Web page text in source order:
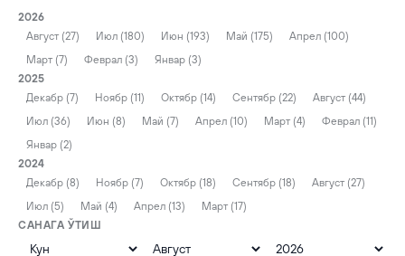
2026
Август (27)
Июл (180) Июн (193) Май (175)
Апрел (100)
Март (7)
Феврал (3)
Январ (3)
2025
Декабр (7)
Ноябр (11) Октябр (14) Сентябр (22)
Август (44)
Июл (36)
Июн (8) Май (7) Апрел (10) Март (4)
Феврал (11)
Январ (2)
2024
Декабр (8)
Ноябр (7) Октябр (18) Сентябр (18)
Август (27)
Июл (5)
Май (4) Апрел (13)
Март (17)
САНАГА ЎТИШ